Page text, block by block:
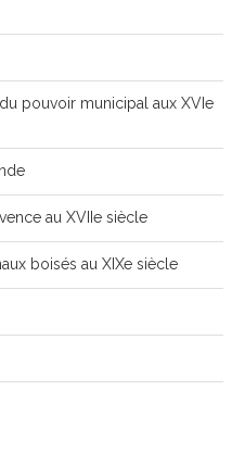
pouvoir municipal aux XVIe
au XVIIe siècle
boisés au XIXe siècle